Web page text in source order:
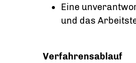
Eine
und das
Verfahrensablauf